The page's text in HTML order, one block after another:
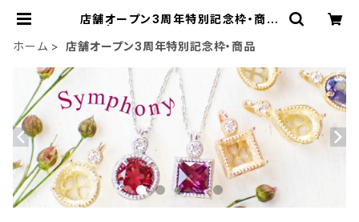
店舗オープン3周年特別記念枠・商品
ホーム
店舗オープン3周年特別記念枠・商品